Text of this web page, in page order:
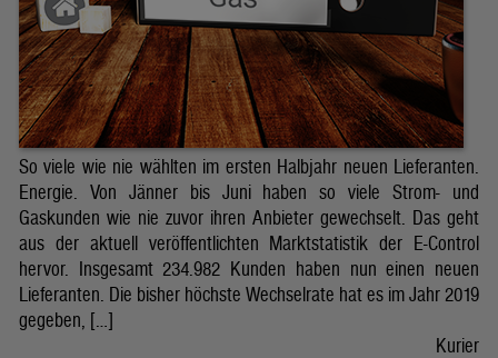
So viele wie nie wählten im ersten Halbjahr neuen Lieferanten.
Energie. Von Jänner bis Juni haben so viele Strom- und
Gaskunden wie nie zuvor ihren Anbieter gewechselt. Das geht
aus der aktuell veröffentlichten Marktstatistik der E-Control
hervor. Insgesamt 234.982 Kunden haben nun einen neuen
Lieferanten. Die bisher höchste Wechselrate hat es im Jahr 2019
gegeben, […]
Kurier